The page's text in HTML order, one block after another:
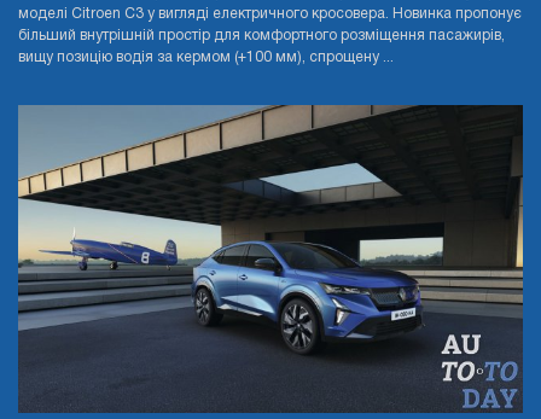
моделі Citroen C3 у вигляді електричного кросовера. Новинка пропонує
більший внутрішній простір для комфортного розміщення пасажирів,
вищу позицію водія за кермом (+100 мм), спрощену ...